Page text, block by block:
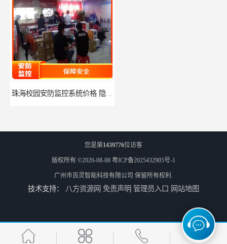
珠海校园安防监控系统价格 隐私保护 能够长时间稳定运行
潮州人脸识别系统价格 能够识别活体人脸 非接触性 潮州智能人脸识别系统 可以应用于不同场景 高度自动化
您是第1439776位访客
版权所有 ©2026-08-08 粤ICP备2025432905号-1
广州市百灵智能科技有限公司 保留所有权利.
技术支持： 八方资源网 免责声明 管理员入口 网站地图